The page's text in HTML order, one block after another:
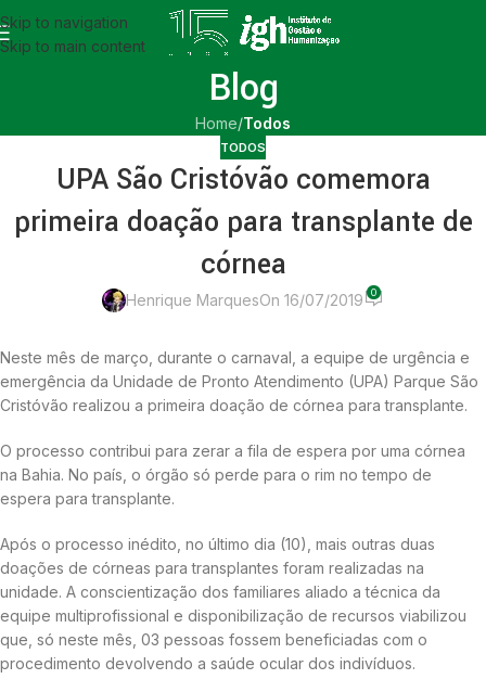
Skip to navigation
Skip to main content
Blog
Home/Todos
TODOS
UPA São Cristóvão comemora
primeira doação para transplante de
córnea
Henrique MarquesOn 16/07/2019 0
Neste mês de março, durante o carnaval, a equipe de urgência e
emergência da Unidade de Pronto Atendimento (UPA) Parque São
Cristóvão realizou a primeira doação de córnea para transplante.
O processo contribui para zerar a fila de espera por uma córnea
na Bahia. No país, o órgão só perde para o rim no tempo de
espera para transplante.
Após o processo inédito, no último dia (10), mais outras duas
doações de córneas para transplantes foram realizadas na
unidade. A conscientização dos familiares aliado a técnica da
equipe multiprofissional e disponibilização de recursos viabilizou
que, só neste mês, 03 pessoas fossem beneficiadas com o
procedimento devolvendo a saúde ocular dos indivíduos.